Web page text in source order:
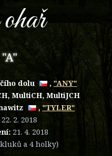
dolu , "ANY"
MultiCH, MultiJCH
,"TYLER"
2. 2018
21. 4. 2018
kluků a 4 holky)